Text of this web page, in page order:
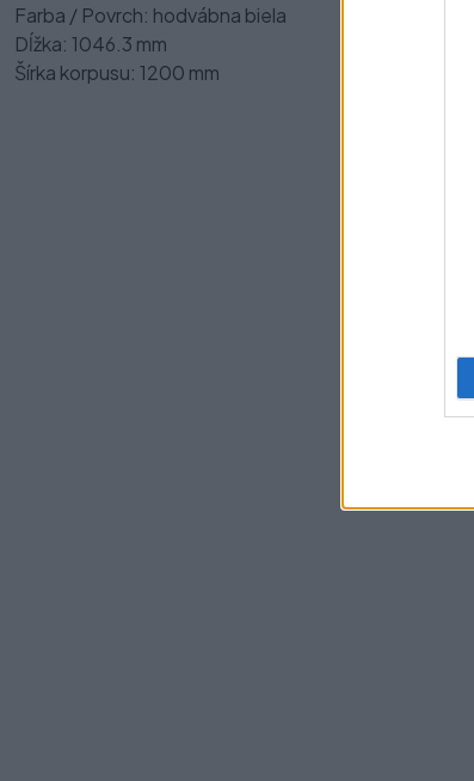
Farba / Povrch: hodvábna biela
Dĺžka: 1046.3 mm
Šírka korpusu: 1200 mm